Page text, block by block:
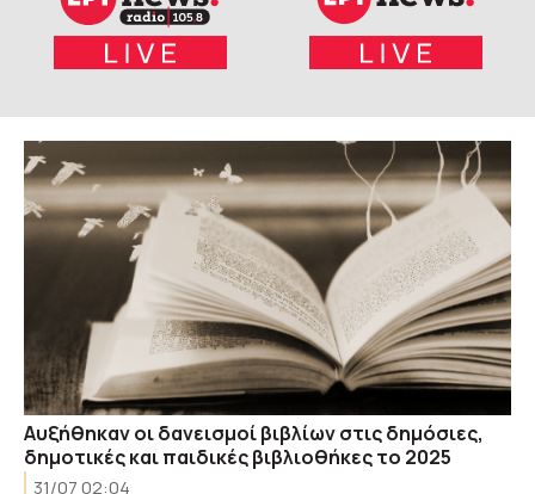
Αυξήθηκαν οι δανεισμοί βιβλίων στις δημόσιες,
δημοτικές και παιδικές βιβλιοθήκες το 2025
31/07 02:04